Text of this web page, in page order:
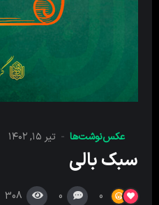
عکس‌نوشت‌ها تیر ۱۵, ۱۴۰۲
سبک بالی
0
0
308